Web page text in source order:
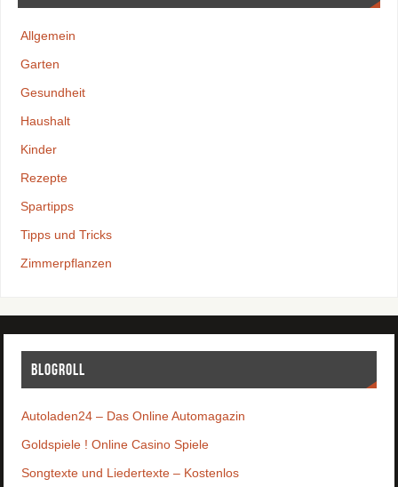
Allgemein
Garten
Gesundheit
Haushalt
Kinder
Rezepte
Spartipps
Tipps und Tricks
Zimmerpflanzen
Blogroll
Autoladen24 – Das Online Automagazin
Goldspiele ! Online Casino Spiele
Songtexte und Liedertexte – Kostenlos